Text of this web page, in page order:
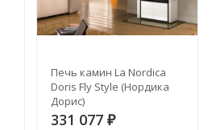
Печь камин La Nordica
Doris Fly Style (Нордика
Дорис)
331 077 ₽